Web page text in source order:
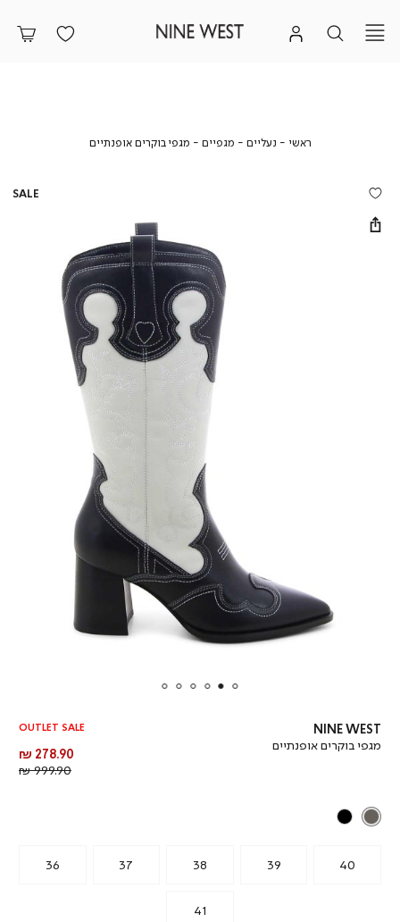
ראשי ראשי
נעליים נעליים
מגפיים מגפיים
מגפי בוקרים אופנתייםמגפי
NINE WEST
מגפי בוקרים אופנתיים
OUTLET SALE
מחיר
מוצר
278.90 ₪
999.90 ₪
36 37 38 39 40
41
SALE